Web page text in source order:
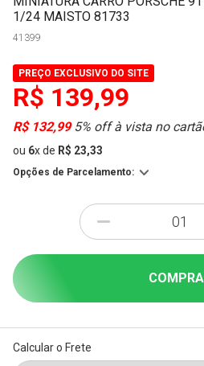
1/24 MAISTO 81733
41399
PREÇO EXCLUSIVO DO SITE
R$ 139,99
R$ 132,995% off à vista no
ou 6xde R$ 23,33
Opções de Parcelamento:
-
Calcular o Frete